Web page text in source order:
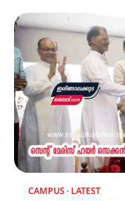
CAMPUS LATEST